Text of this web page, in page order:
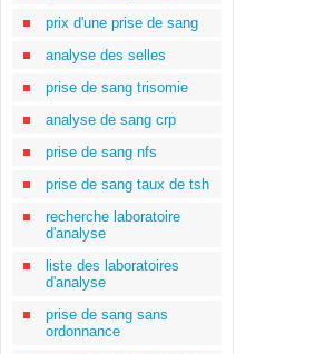
prix d'une prise de sang
analyse des selles
prise de sang trisomie
analyse de sang crp
prise de sang nfs
prise de sang taux de tsh
recherche laboratoire
d'analyse
liste des laboratoires
d'analyse
prise de sang sans
ordonnance